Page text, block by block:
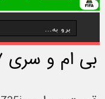
بی ام و سری ۷